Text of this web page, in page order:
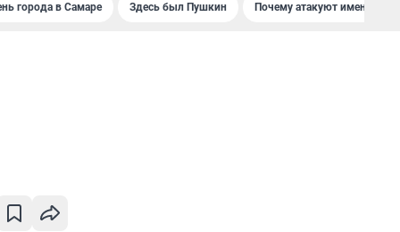
города в Самаре Здесь был Пушкин Почему атакуют именно